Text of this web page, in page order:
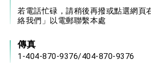
若電話忙碌，請稍後再撥或點選網頁
絡我們」以電郵聯繫本處
傳真
1-404-870-9376/404-870-9376